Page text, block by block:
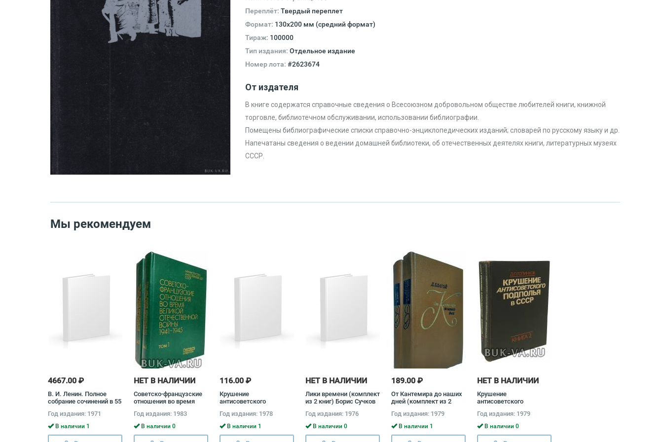
Переплёт: Твердый переплет
Формат: 130х200 мм (средний формат)
Тираж: 100000
Тип издания: Отдельное издание
Номер лота: #2623674
От издателя
В книге содержатся справочные сведения о Всесоюзном добровольном обществе любителей книги, книжной
торговле, библиотечном обслуживании, использовании библиографии.
Помещены библиографические списки справочно-энциклопедических изданий; словарей по русскому языку и др.
Напечатаны сведения о ведении домашней библиотеки, об отечественных деятелях книги, литературных музеях
СССР.
Мы рекомендуем
4667.00 ₽
В. И. Ленин. Полное
собрание сочинений в 55
Владимир Ленин
Год издания: 1971
В наличии 1
НЕТ В НАЛИЧИИ
Советско-французские
отношения во время
войны 1941 - 1945
(комплект из 2 книг)
Год издания: 1983
В наличии 0
116.00 ₽
Крушение
антисоветского
(комплект из 2 книг)
Давид Голинков
Год издания: 1978
В наличии 1
НЕТ В НАЛИЧИИ
Лики времени (комплект
из 2 книг) Борис Сучков
Год издания: 1976
В наличии 0
189.00 ₽
От Кантемира до наших
дней (комплект из 2
Год издания: 1979
В наличии 1
НЕТ В НАЛИЧИИ
Крушение
антисоветского
(комплект из 2 книг)
Давид Голинков
Год издания: 1979
В наличии 0